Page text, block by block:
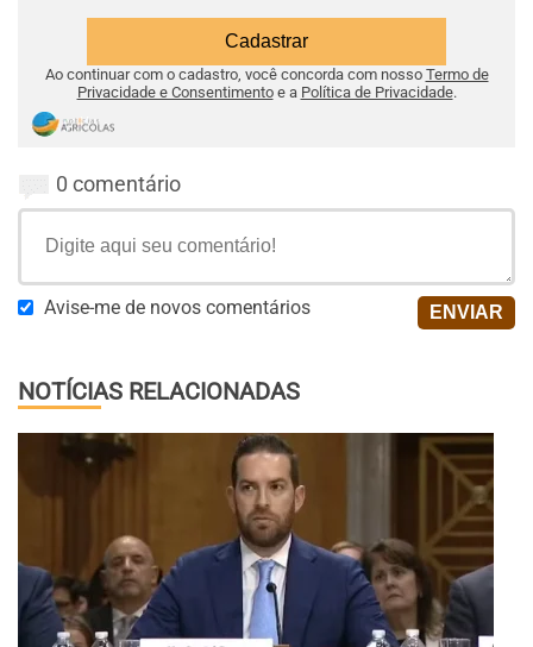
Ao continuar com o cadastro, você concorda com nosso Termo de
Privacidade e Consentimentoe a Política de Privacidade.
0 comentário
Avise-me de novos comentários
NOTÍCIAS RELACIONADAS